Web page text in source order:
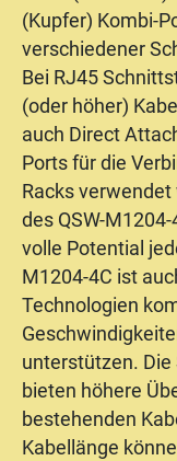
(Kupfer) Kombi-
verschiedener
Bei RJ45
(oder höher)
auch Direct
Ports für die
Racks
des QSW-
volle Potential
M1204-4C ist
Technologien
unterstützen. Die
bieten höhere
bestehenden
Kabellänge